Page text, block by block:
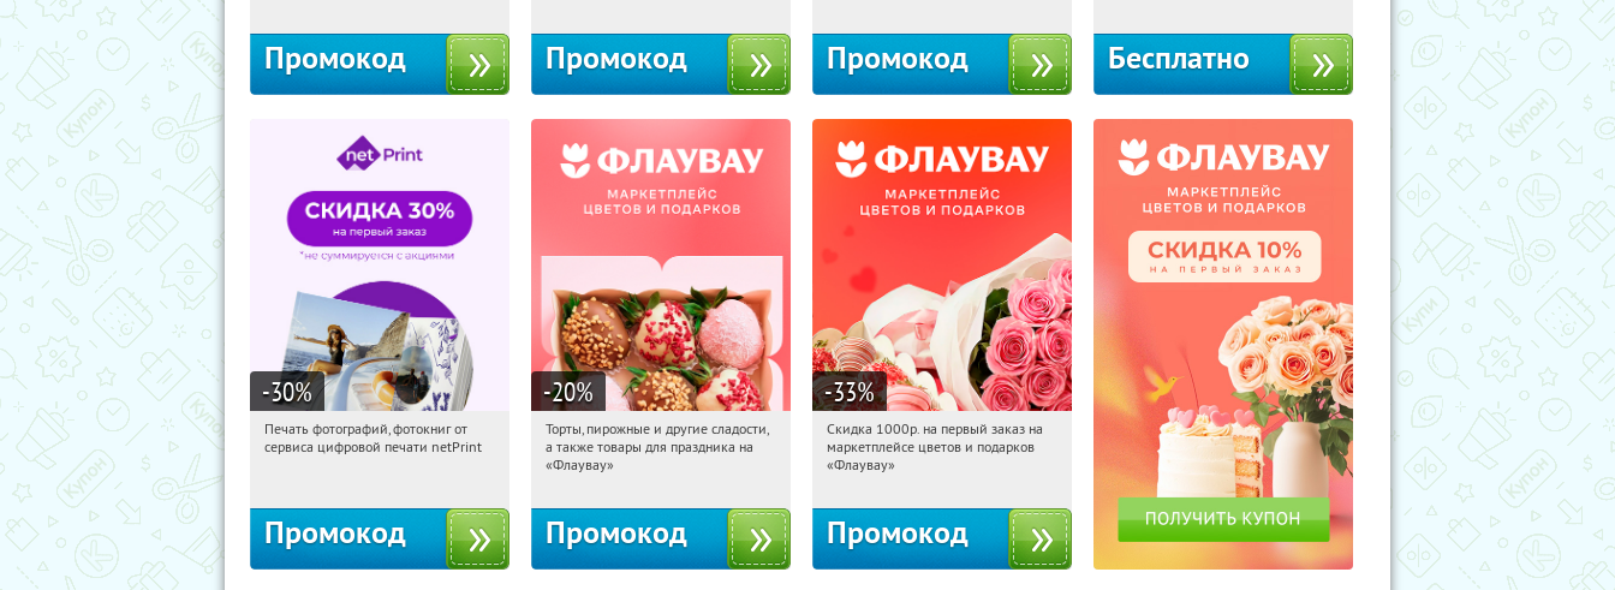
Промокод Промокод Промокод Бесплатно
-30%
08:17:22 Получили:
Печать фотографий, фотокниг от
сервиса цифровой печати netPrint
Промокод
-20%
08:17:22 Получили:
Россия
Торты, пирожные и другие сладости,
а также товары для праздника на
«Флаувау»
Промокод
-33%
08:17:22 Получили:
Россия
Скидка 1000р. на первый заказ на
маркетплейсе цветов и подарков
«Флаувау»
Промокод